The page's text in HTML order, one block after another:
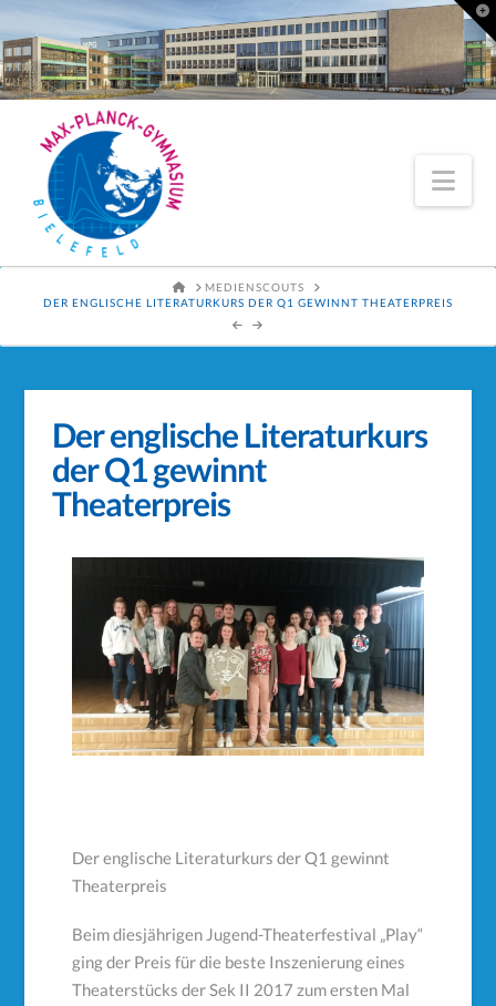
HOMEMEDIENSCOUTS
DER ENGLISCHE LITERATURKURS DER Q1 GEWINNT THEATERPREIS
Der englische Literaturkurs
der Q1 gewinnt
Theaterpreis
Der englische Literaturkurs der Q1 gewinnt
Theaterpreis
Beim diesjährigen Jugend-Theaterfestival „Play“
ging der Preis für die beste Inszenierung eines
Theaterstücks der Sek II 2017 zum ersten Mal